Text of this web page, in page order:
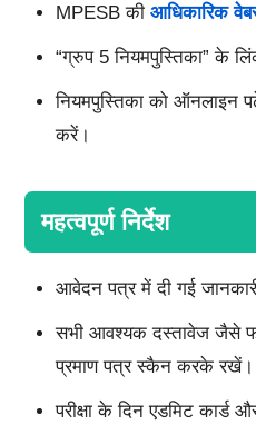
MPESB की आधिकारिक
“ग्रुप 5 नियमपुस्तिका” के
नियमपुस्तिका को ऑनलाइन
करें।
महत्वपूर्ण निर्देश
आवेदन पत्र में दी गई
सभी आवश्यक दस्तावेज जैसे
प्रमाण पत्र स्कैन करके रखें।
परीक्षा के दिन एडमिट